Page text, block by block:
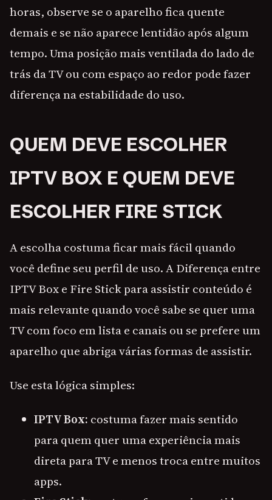
horas, observe se o aparelho fica quente
demais e se não aparece lentidão após algum
tempo. Uma posição mais ventilada do lado de
trás da TV ou com espaço ao redor pode fazer
diferença na estabilidade do uso.
QUEM DEVE ESCOLHER
IPTV BOX E QUEM DEVE
ESCOLHER FIRE STICK
A escolha costuma ficar mais fácil quando
você define seu perfil de uso. A Diferença entre
IPTV Box e Fire Stick para assistir conteúdo é
mais relevante quando você sabe se quer uma
TV com foco em lista e canais ou se prefere um
aparelho que abriga várias formas de assistir.
Use esta lógica simples:
IPTV Box: costuma fazer mais sentido
para quem quer uma experiência mais
direta para TV e menos troca entre muitos
apps.